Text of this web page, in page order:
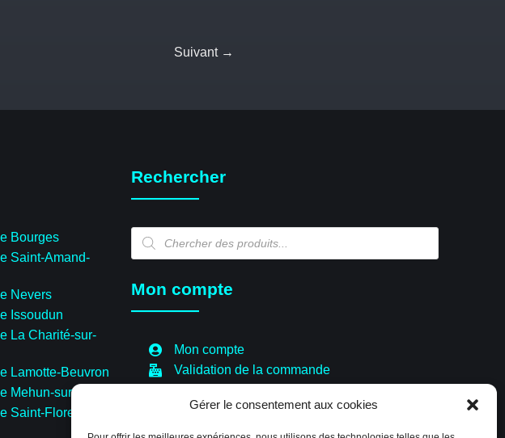
Gérer le consentement aux cookies
Suivant →
Bourges
Saint-Amand-
Nevers
Issoudun
La Charité-sur-
Lamotte-Beuvron
Mehun-sur-Yèvre
Saint-Florent-sur-
Rechercher
Recherche
Mon compte
Mon compte
Validation de la commande
Boutique
Paiement sécurisé